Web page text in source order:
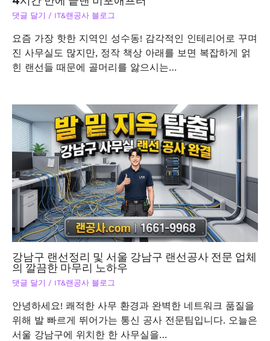
댓글 달기 / IT&랜공사 블로그
요즘 가장 핫한 지역인 성수동! 감각적인 인테리어로 꾸며
진 사무실도 많지만, 정작 책상 아래를 보면 복잡하게 얽
힌 랜선들 때문에 골머리를 앓으시는…
강남구 랜선정리 및 서울 강남구 랜선공사 전문 업체
의 깔끔한 마무리 노하우
댓글 달기 / IT&랜공사 블로그
안녕하세요! 쾌적한 사무 환경과 완벽한 네트워크 품질을
위해 발 빠르게 뛰어가는 통신 공사 전문팀입니다. 오늘은
서울 강남구에 위치한 한 사무실을…